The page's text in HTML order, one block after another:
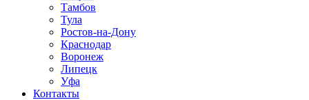
Тамбов
Тула
Ростов-на-Дону
Краснодар
Воронеж
Липецк
Уфа
Контакты